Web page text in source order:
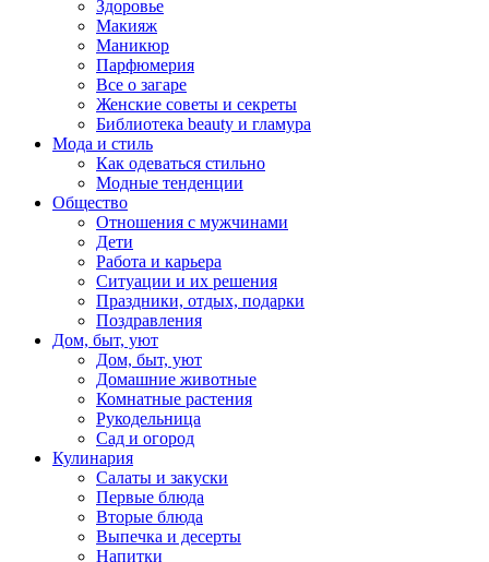
Здоровье
Макияж
Маникюр
Парфюмерия
Все о загаре
Женские советы и секреты
Библиотека beauty и гламура
Мода и стиль
Как одеваться стильно
Модные тенденции
Общество
Отношения с мужчинами
Дети
Работа и карьера
Ситуации и их решения
Праздники, отдых, подарки
Поздравления
Дом, быт, уют
Дом, быт, уют
Домашние животные
Комнатные растения
Рукодельница
Сад и огород
Кулинария
Салаты и закуски
Первые блюда
Вторые блюда
Выпечка и десерты
Напитки